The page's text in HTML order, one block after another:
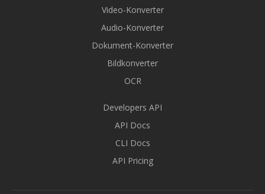
Video-Konverter
Audio-Konverter
Dokument-Konverter
Bildkonverter
OCR
Developers API
API Docs
CLI Docs
API Pricing